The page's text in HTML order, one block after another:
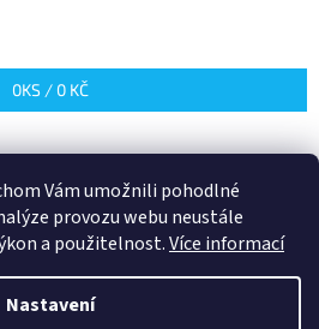
Vám umožnili pohodlné
provozu webu neustále
a použitelnost.Více informací
Nastavení
0KS / 0 KČ